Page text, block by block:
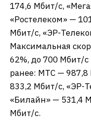
174,6 Мбит/с,
«Ростелеком» —
Мбит/с, «ЭР-
Максимальная
62%, до 700 Мбит/
ранее: МТС — 987,8
833,2 Мбит/с, «ЭР-
«Билайн» — 531,4
Мбит/с.